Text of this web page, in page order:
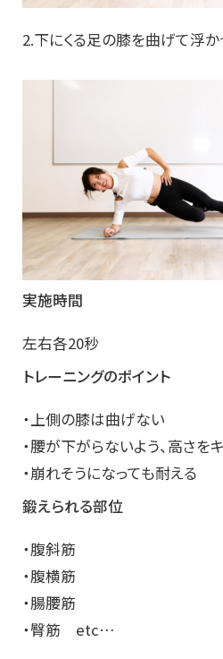
2.下にくる足の膝を曲げて浮か
実施時間
左右各20秒
トレーニングのポイント
・上側の膝は曲げない
・腰が下がらないよう、高さを
・崩れそうになっても耐える
鍛えられる部位
・腹斜筋
・腹横筋
・腸腰筋
・臀筋 etc…